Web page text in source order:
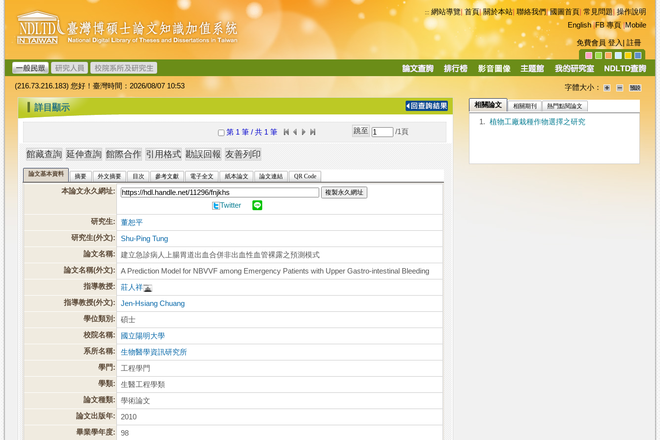
跳
到
主
要
內
容
臺
灣
博
碩
士
論
文
加
值
系
統
::: 網站導覽|首頁|關於本站 聯絡我們|國圖首頁 常見問題|操作說明
English|FB 專頁|Mobile
免費會員 登入 註冊
導
(216.73.216.183) 您好！臺灣時間：2026/08/07 10:53 字體大小：
::: 詳目顯示
第 1 筆 / 共 1 筆 /1 頁
論文基本資料 摘要 外文摘要 目次 參考文獻 電子全文 紙本論文 論文連結 QR Code
本論文永久網址: 複製永久網址
Twitter
研究生:
董恕平
研究生(外文):
Shu-Ping Tung
論文名稱:
建立急診病人上腸胃道出血合併非出血性血管裸露之預測模式
論文名稱(外文):
A Prediction Model for NBVVF among Emergency Patients with Upper Gastro-intestinal Bleeding
指導教授:
莊人祥
指導教授(外文):
Jen-Hsiang Chuang
學位類別:
碩士
校院名稱:
國立陽明大學
系所名稱:
生物醫學資訊研究所
學門:
工程學門
學類:
生醫工程學類
論文種類:
學術論文
論文出版年:
2010
畢業學年度:
98
相關論文 相關期刊 熱門點閱論文
1. 植物工廠栽種作物選擇之研究